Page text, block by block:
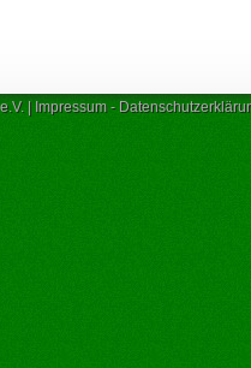
| Impressum -